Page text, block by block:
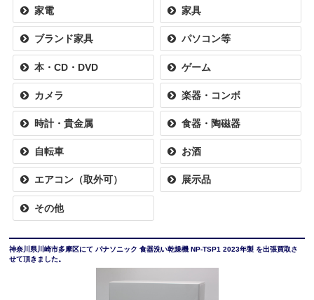
家電 家具
ブランド家具 パソコン等
本・CD・DVD ゲーム
カメラ 楽器・コンボ
時計・貴金属 食器・陶磁器
自転車 お酒
エアコン（取外可） 展示品
その他
神奈川県川崎市多摩区にて パナソニック 食器洗い乾燥機 NP-TSP1 2023年製 を出張買取さ
せて頂きました。